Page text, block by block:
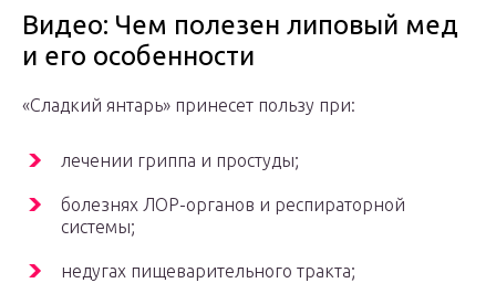
Видео: Чем полезен липовый мед
и его особенности
«Сладкий янтарь» принесет пользу при:
лечении гриппа и простуды;
болезнях ЛОР-органов и респираторной
системы;
недугах пищеварительного тракта;